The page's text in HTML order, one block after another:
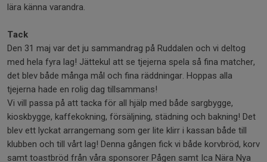
lära känna varandra.
Tack
Den 31 maj var det ju sammandrag på Ruddalen och vi deltog
med hela fyra lag! Jättekul att se tjejerna spela så fina matcher,
det blev både många mål och fina räddningar. Hoppas alla
tjejerna hade en rolig dag tillsammans!
Vi vill passa på att tacka för all hjälp med både sargbygge,
kioskbygge, kaffekokning, försäljning, städning och bakning! Det
blev ett lyckat arrangemang som ger lite klirr i kassan både till
klubben och till vårt lag! Denna gången fick vi både korvbröd, korv
samt toastbröd från våra sponsorer Pågen samt Ica Nära Nya